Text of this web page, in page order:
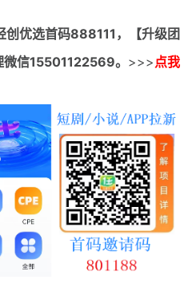
项目报价
直播
入门
通知
介绍
创优选首码888111，【升级团
信15501122569。 >>>点我